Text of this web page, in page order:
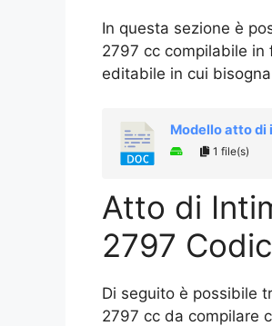
In questa sezione è
2797 cc compilabile in
editabile in cui
Modello atto di
1 file(s)
Atto di
2797
Di seguito è possibile
2797 cc da compilare